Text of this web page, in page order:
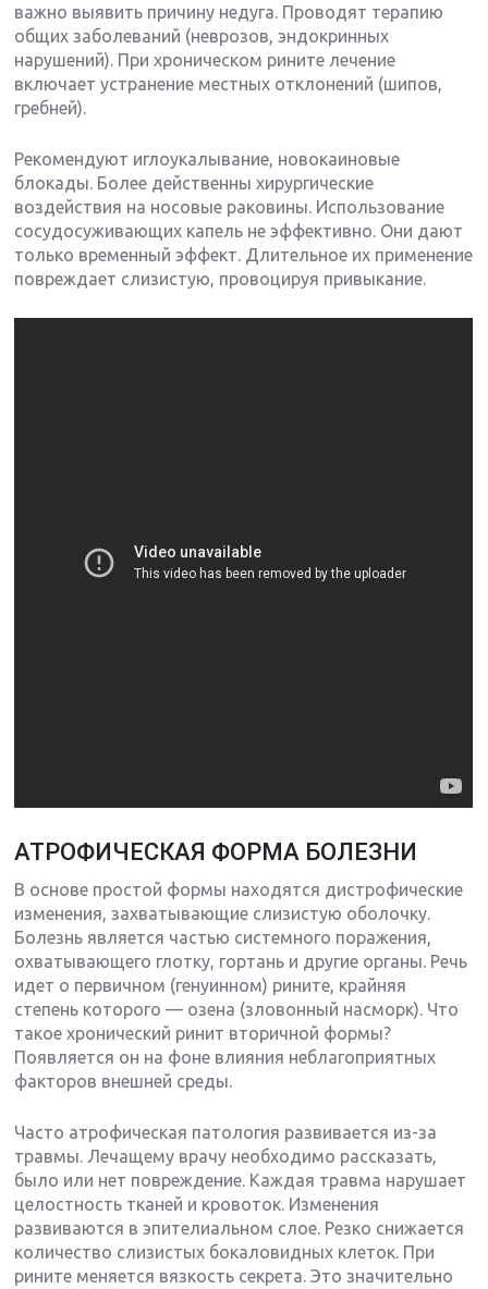
важно выявить причину недуга. Проводят терапию
общих заболеваний (неврозов, эндокринных
нарушений). При хроническом рините лечение
включает устранение местных отклонений (шипов,
гребней).
Рекомендуют иглоукалывание, новокаиновые
блокады. Более действенны хирургические
воздействия на носовые раковины. Использование
сосудосуживающих капель не эффективно. Они дают
только временный эффект. Длительное их применение
повреждает слизистую, провоцируя привыкание.
АТРОФИЧЕСКАЯ ФОРМА БОЛЕЗНИ
В основе простой формы находятся дистрофические
изменения, захватывающие слизистую оболочку.
Болезнь является частью системного поражения,
охватывающего глотку, гортань и другие органы. Речь
идет о первичном (генуинном) рините, крайняя
степень которого — озена (зловонный насморк). Что
такое хронический ринит вторичной формы?
Появляется он на фоне влияния неблагоприятных
факторов внешней среды.
Часто атрофическая патология развивается из-за
травмы. Лечащему врачу необходимо рассказать,
было или нет повреждение. Каждая травма нарушает
целостность тканей и кровоток. Изменения
развиваются в эпителиальном слое. Резко снижается
количество слизистых бокаловидных клеток. При
рините меняется вязкость секрета. Это значительно